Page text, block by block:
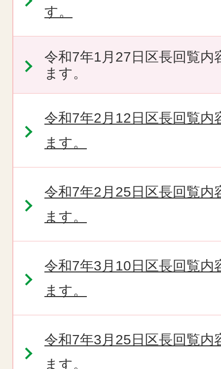
す。
令和7年1月27日区長回覧
ます。
令和7年2月12日区長回覧
ます。
令和7年2月25日区長回覧
ます。
令和7年3月10日区長回覧
ます。
令和7年3月25日区長回覧
ます。